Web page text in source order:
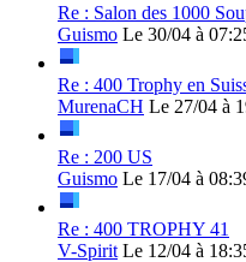
Re : Salon des 1000
Guismo Le 30/04 à
Re : 400 Trophy en
MurenaCH Le 27/04 à
Re : 200 US
Guismo Le 17/04 à
Re : 400 TROPHY 41
V-Spirit Le 12/04 à